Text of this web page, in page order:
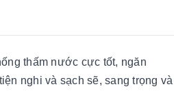
thấm nước cực tốt, ngăn
nghi và sạch sẽ, sang trọng và